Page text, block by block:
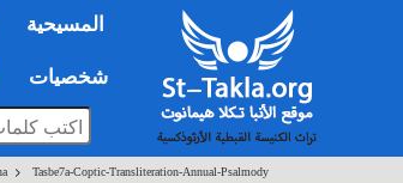
المسيحية
شخصيات
> Tasbe7a-Coptic-Transliteration-Annual-Psalmody